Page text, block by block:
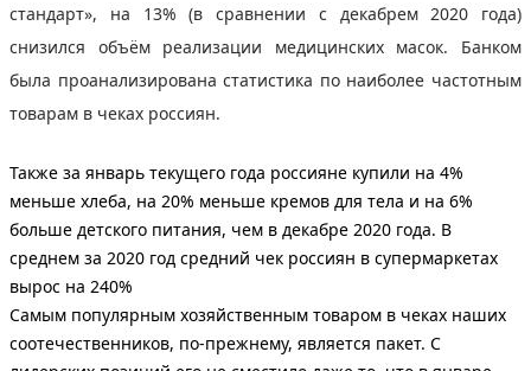
стандарт», на 13% (в сравнении с декабрем 2020 года)
снизился объём реализации медицинских масок. Банком
была проанализирована статистика по наиболее частотным
товарам в чеках россиян.
Также за январь текущего года россияне купили на 4%
меньше хлеба, на 20% меньше кремов для тела и на 6%
больше детского питания, чем в декабре 2020 года. В
среднем за 2020 год средний чек россиян в супермаркетах
вырос на 240%
Самым популярным хозяйственным товаром в чеках наших
соотечественников, по-прежнему, является пакет. С